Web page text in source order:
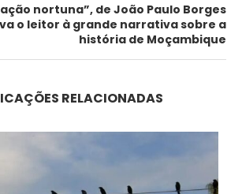
nortuna”, de João Paulo Borges
o leitor à grande narrativa sobre a
história de Moçambique
RELACIONADAS